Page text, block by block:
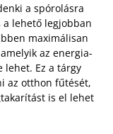
a spórolásra
a lehető legjobban
maximálisan
az energia-
lehet. Ez a tárgy
az otthon fűtését,
is el lehet